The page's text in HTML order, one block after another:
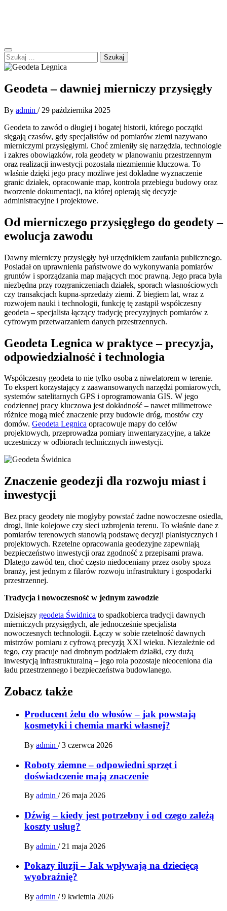
Primary
Menu
Szukaj:
Geodeta – dawniej mierniczy przysięgły
By admin / 29 października 2025
Geodeta to zawód o długiej i bogatej historii, którego początki
sięgają czasów, gdy specjalistów od pomiarów ziemi nazywano
mierniczymi przysięgłymi. Choć zmieniły się narzędzia, technologie
i zakres obowiązków, rola geodety w planowaniu przestrzennym
oraz realizacji inwestycji pozostała niezmiennie kluczowa. To
właśnie dzięki jego pracy możliwe jest dokładne wyznaczenie
granic działek, opracowanie map, kontrola przebiegu budowy oraz
tworzenie dokumentacji, na której opierają się decyzje
administracyjne i projektowe.
Od mierniczego przysięgłego do geodety –
ewolucja zawodu
Dawny mierniczy przysięgły był urzędnikiem zaufania publicznego.
Posiadał on uprawnienia państwowe do wykonywania pomiarów
gruntów i sporządzania map mających moc prawną. Jego praca była
niezbędna przy rozgraniczeniach działek, sporach własnościowych
czy transakcjach kupna-sprzedaży ziemi. Z biegiem lat, wraz z
rozwojem nauki i technologii, funkcję tę zastąpił współczesny
geodeta – specjalista łączący tradycję precyzyjnych pomiarów z
cyfrowym przetwarzaniem danych przestrzennych.
Geodeta Legnica w praktyce – precyzja,
odpowiedzialność i technologia
Współczesny geodeta to nie tylko osoba z niwelatorem w terenie.
To ekspert korzystający z zaawansowanych narzędzi pomiarowych,
systemów satelitarnych GPS i oprogramowania GIS. W jego
codziennej pracy kluczowa jest dokładność – nawet milimetrowe
różnice mogą mieć znaczenie przy budowie dróg, mostów czy
domów. Geodeta Legnica opracowuje mapy do celów
projektowych, przeprowadza pomiary inwentaryzacyjne, a także
uczestniczy w odbiorach technicznych inwestycji.
Znaczenie geodezji dla rozwoju miast i
inwestycji
Bez pracy geodety nie mogłyby powstać żadne nowoczesne osiedla,
drogi, linie kolejowe czy sieci uzbrojenia terenu. To właśnie dane z
pomiarów terenowych stanowią podstawę decyzji planistycznych i
projektowych. Rzetelne opracowania geodezyjne zapewniają
bezpieczeństwo inwestycji oraz zgodność z przepisami prawa.
Dlatego zawód ten, choć często niedoceniany przez osoby spoza
branży, jest jednym z filarów rozwoju infrastruktury i gospodarki
przestrzennej.
Tradycja i nowoczesność w jednym zawodzie
Dzisiejszy geodeta Świdnica to spadkobierca tradycji dawnych
mierniczych przysięgłych, ale jednocześnie specjalista
nowoczesnych technologii. Łączy w sobie rzetelność dawnych
mistrzów pomiaru z cyfrową precyzją XXI wieku. Niezależnie od
tego, czy pracuje nad drobnym podziałem działki, czy dużą
inwestycją infrastrukturalną – jego rola pozostaje nieoceniona dla
ładu przestrzennego i bezpieczeństwa budowlanego.
Zobacz także
Producent żelu do włosów – jak powstają
kosmetyki i chemia marki własnej?
By admin / 3 czerwca 2026
Roboty ziemne – odpowiedni sprzęt i
doświadczenie mają znaczenie
By admin / 26 maja 2026
Dźwig – kiedy jest potrzebny i od czego zależą
koszty usług?
By admin / 21 maja 2026
Pokazy iluzji – Jak wpływają na dziecięcą
wyobraźnię?
By admin / 9 kwietnia 2026